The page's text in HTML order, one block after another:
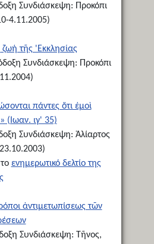
Συνδιάσκεψη: Προκόπι
4.11.2005)
τῆς 'Εκκλησίας
Συνδιάσκεψη: Προκόπι
πάντες ὅτι ἐμοὶ
(Ιωαν. ιγ' 35)
Συνδιάσκεψη: Ἁλίαρτος
ενημερωτικό δελτίο της
ἀντιμετωπίσεως τῶν
Συνδιάσκεψη: Τῆνος,